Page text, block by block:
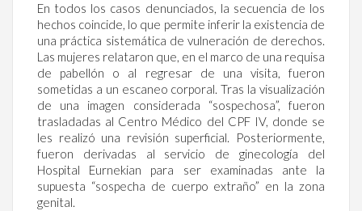
En todos los casos denunciados, la secuencia de los
hechos coincide, lo que permite inferir la existencia de
una práctica sistemática de vulneración de derechos.
Las mujeres relataron que, en el marco de una requisa
de pabellón o al regresar de una visita, fueron
sometidas a un escaneo corporal. Tras la visualización
de una imagen considerada “sospechosa”, fueron
trasladadas al Centro Médico del CPF IV, donde se
les realizó una revisión superficial. Posteriormente,
fueron derivadas al servicio de ginecología del
Hospital Eurnekian para ser examinadas ante la
supuesta “sospecha de cuerpo extraño” en la zona
genital.